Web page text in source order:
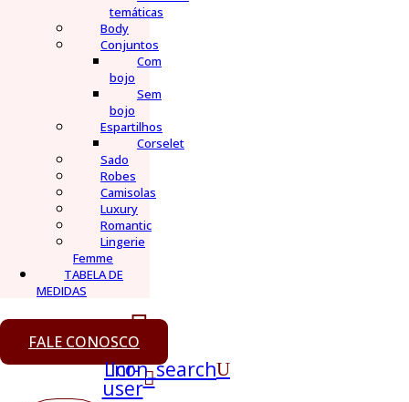
temáticas
Body
Conjuntos
Com
bojo
Sem
bojo
Espartilhos
Corselet
Sado
Robes
Camisolas
Luxury
Romantic
Lingerie
Femme
TABELA DE
MEDIDAS
FALE CONOSCO
Lnr-
user
Icon_search